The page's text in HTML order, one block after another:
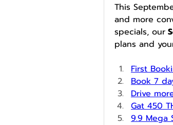
This
and more
specials, our
plans and
First
Book 7
Drive
Gat 450
9.9 Mega